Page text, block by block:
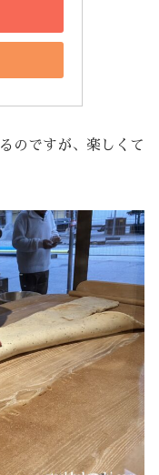
のですが、楽しくて